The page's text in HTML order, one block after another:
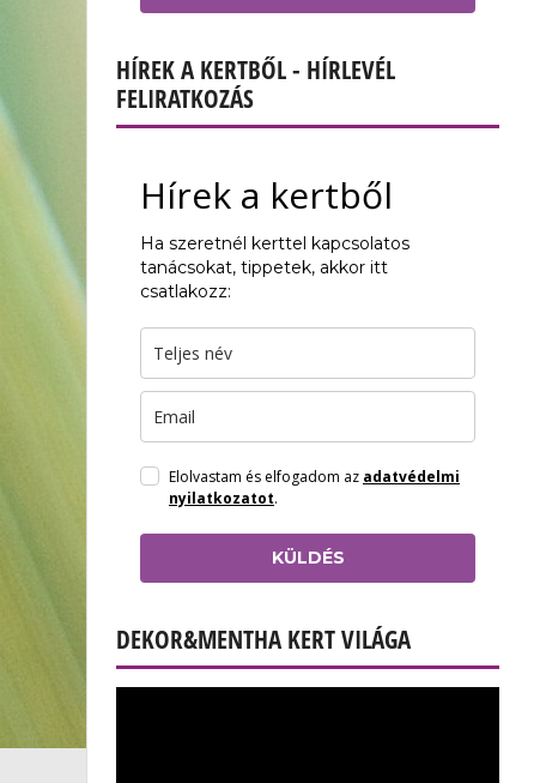
HÍREK A KERTBŐL - HÍRLEVÉL
FELIRATKOZÁS
Hírek a kertből
Ha szeretnél kerttel kapcsolatos
tanácsokat, tippetek, akkor itt
csatlakozz:
Elolvastam és elfogadom az adatvédelmi
nyilatkozatot.
KÜLDÉS
DEKOR&MENTHA KERT VILÁGA